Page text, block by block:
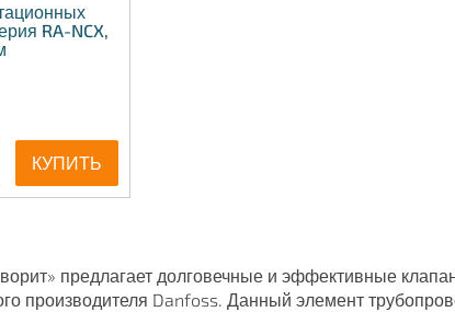
RA-NCX,
КУПИТЬ
предлагает долговечные и эффективные
производителя Danfoss. Данный элемент